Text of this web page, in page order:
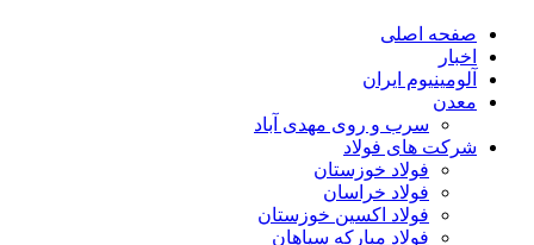
صفحه اصلی
اخبار
آلومینیوم ایران
معدن
سرب و روی مهدی آباد
شرکت های فولاد
فولاد خوزستان
فولاد خراسان
فولاد اکسین خوزستان
فولاد مبارکه سپاهان